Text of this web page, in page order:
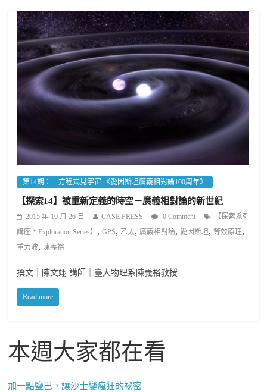
第14期：一方程式見宇宙 《愛因斯坦廣義相對論100周年》
【探索14】被重新定義的時空－廣義相對論的新世紀
2015 年 10 月 26 日 CASE PRESS 0 Comment
【探索系列
講座 * Exploration Series】 ,GPS, 乙太, 廣義相對論, 愛因斯坦,等效原理,
重力波, 陳義裕
撰文｜陳文翊 講師｜臺大物理系陳義裕教授
Read more
本週大家都在看
加一點鹽巴，讓沙士變瘋狂的祕密